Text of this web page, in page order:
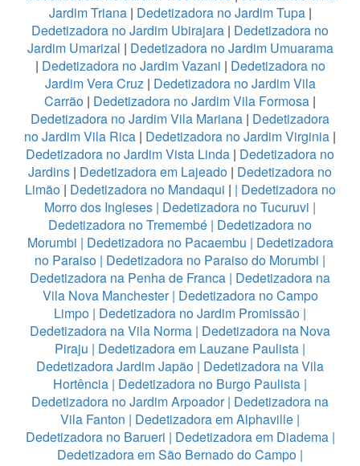
Jardim Triana| Dedetizadora no Jardim Tupa|
Dedetizadora no Jardim Ubirajara | Dedetizadora no
Jardim Umarizal | Dedetizadora no Jardim Umuarama
| Dedetizadora no Jardim Vazani | Dedetizadora no
Jardim Vera Cruz| Dedetizadora no Jardim Vila
Carrão | Dedetizadora no Jardim Vila Formosa |
Dedetizadora no Jardim Vila Mariana | Dedetizadora
no Jardim Vila Rica | Dedetizadora no Jardim Virginia |
Dedetizadora no Jardim Vista Linda | Dedetizadora no
Jardins | Dedetizadora em Lajeado | Dedetizadora no
Limão| Dedetizadora no Mandaqui | | Dedetizadora no
Morro dos Ingleses | Dedetizadora no Tucuruvi |
Dedetizadora no Tremembé | Dedetizadora no
Morumbi | Dedetizadora no Pacaembu | Dedetizadora
no Paraiso | Dedetizadora no Paraiso do Morumbi |
Dedetizadora na Penha de Franca | Dedetizadora na
Vila Nova Manchester| Dedetizadora no Campo
Limpo | Dedetizadora no Jardim Promissão |
Dedetizadora na Vila Norma | Dedetizadora na Nova
Piraju | Dedetizadora em Lauzane Paulista |
Dedetizadora Jardim Japão | Dedetizadora na Vila
Hortência | Dedetizadora no Burgo Paulista |
Dedetizadora no Jardim Arpoador| Dedetizadora na
Vila Fanton | Dedetizadora em Alphaville |
Dedetizadora no Barueri | Dedetizadora em Diadema|
Dedetizadora em São Bernado do Campo |